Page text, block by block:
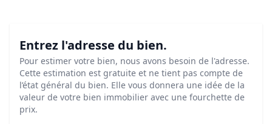
Entrez l'adresse du bien.
Pour estimer votre bien, nous avons besoin de l'adresse.
Cette estimation est gratuite et ne tient pas compte de
l’état général du bien. Elle vous donnera une idée de la
valeur de votre bien immobilier avec une fourchette de
prix.